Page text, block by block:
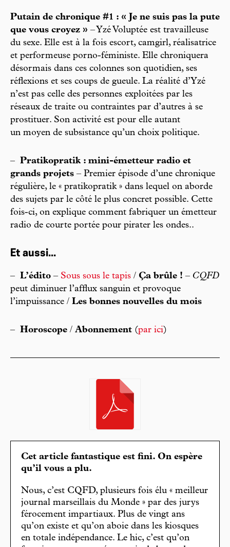
Putain de chronique #1 : « Je ne suis pas la pute
que vous croyez » – Yzé Voluptée est travailleuse
du sexe. Elle est à la fois escort, camgirl, réalisatrice
et performeuse porno-féministe. Elle chroniquera
désormais dans ces colonnes son quotidien, ses
réflexions et ses coups de gueule. La réalité d’Yzé
n’est pas celle des personnes exploitées par les
réseaux de traite ou contraintes par d’autres à se
prostituer. Son activité est pour elle autant
un moyen de subsistance qu’un choix politique.
– Pratikopratik : mini-émetteur radio et
grands projets – Premier épisode d’une chronique
régulière, le « pratikopratik » dans lequel on aborde
des sujets par le côté le plus concret possible. Cette
fois-ci, on explique comment fabriquer un émetteur
radio de courte portée pour pirater les ondes..
Et aussi...
– L’édito – Sous sous le tapis / Ça brûle ! – CQFD
peut diminuer l’afflux sanguin et provoque
l’impuissance / Les bonnes nouvelles du mois
– Horoscope / Abonnement (par ici)
Cet article fantastique est fini. On espère
qu’il vous a plu.
Nous, c’est CQFD, plusieurs fois élu « meilleur
journal marseillais du Monde » par des jurys
férocement impartiaux. Plus de vingt ans
qu’on existe et qu’on aboie dans les kiosques
en totale indépendance. Le hic, c’est qu’on